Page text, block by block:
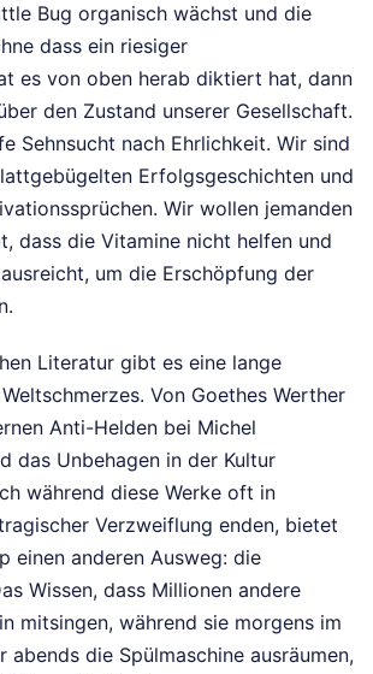
Bug organisch wächst und die
dass ein riesiger
es von oben herab diktiert hat, dann
den Zustand unserer Gesellschaft.
Sehnsucht nach Ehrlichkeit. Wir sind
Erfolgsgeschichten und
Wir wollen jemanden
dass die Vitamine nicht helfen und
um die Erschöpfung der
Literatur gibt es eine lange
Von Goethes Werther
Anti-Helden bei Michel
das Unbehagen in der Kultur
während diese Werke oft in
Verzweiflung enden, bietet
einen anderen Ausweg: die
Wissen, dass Millionen andere
mitsingen, während sie morgens im
abends die Spülmaschine ausräumen,